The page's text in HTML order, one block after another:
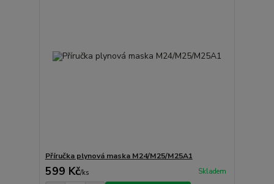
Příručka plynová maska M24/M25/M25A1
599 Kč/ks Skladem